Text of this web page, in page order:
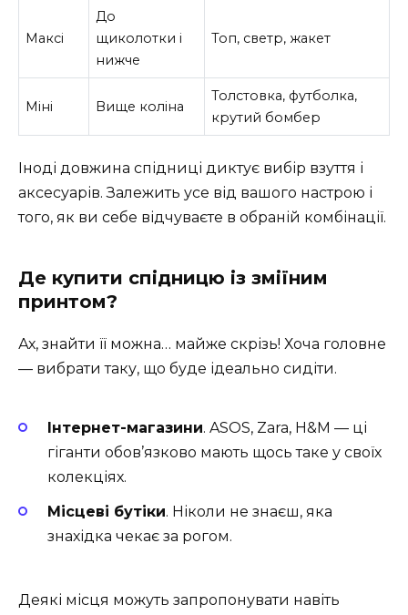
Максі
До
щиколотки і
нижче
Топ, светр, жакет
Міні Вище коліна
Толстовка, футболка,
крутий бомбер
Іноді довжина спідниці диктує вибір взуття і
аксесуарів. Залежить усе від вашого настрою і
того, як ви себе відчуваєте в обраній комбінації.
Де купити спідницю із зміїним
принтом?
Ах, знайти її можна… майже скрізь! Хоча головне
— вибрати таку, що буде ідеально сидіти.
Інтернет-магазини. ASOS, Zara, H&M — ці
гіганти обов’язково мають щось таке у своїх
колекціях.
Місцеві бутіки. Ніколи не знаєш, яка
знахідка чекає за рогом.
Деякі місця можуть запропонувати навіть